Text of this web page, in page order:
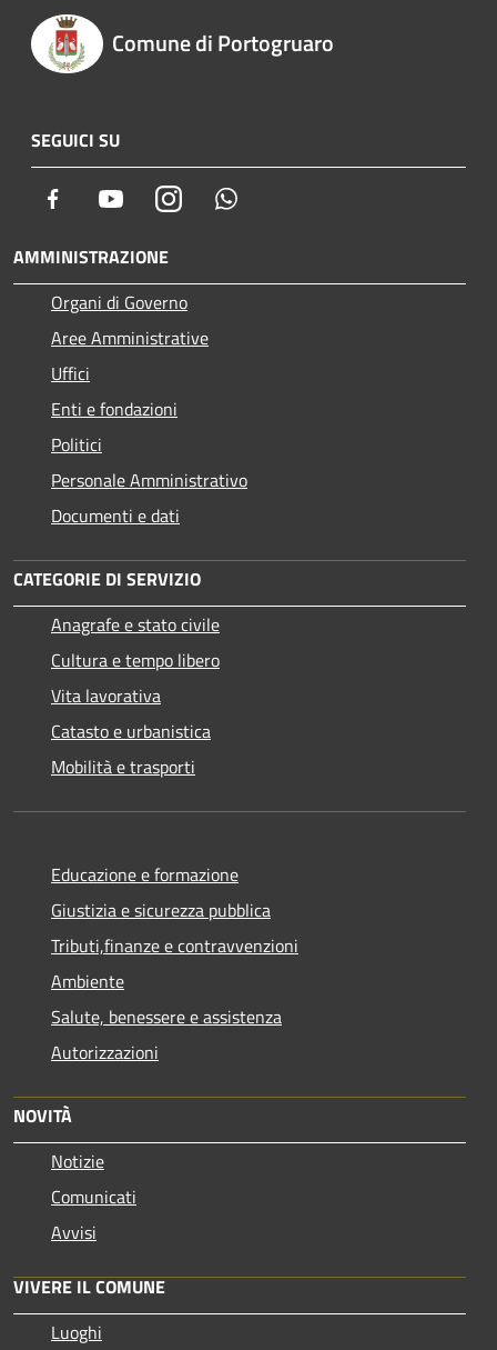
Comune di Portogruaro
SEGUICI SU
Facebook YoutubeInstagram
AMMINISTRAZIONE
Organi di Governo
Aree Amministrative
Uffici
Enti e fondazioni
Politici
Personale Amministrativo
Documenti e dati
CATEGORIE DI SERVIZIO
Anagrafe e stato civile
Cultura e tempo libero
Vita lavorativa
Catasto e urbanistica
Mobilità e trasporti
Educazione e formazione
Giustizia e sicurezza pubblica
Tributi,finanze e contravvenzioni
Ambiente
Salute, benessere e assistenza
Autorizzazioni
NOVITÀ
Notizie
Comunicati
Avvisi
VIVERE IL COMUNE
Luoghi